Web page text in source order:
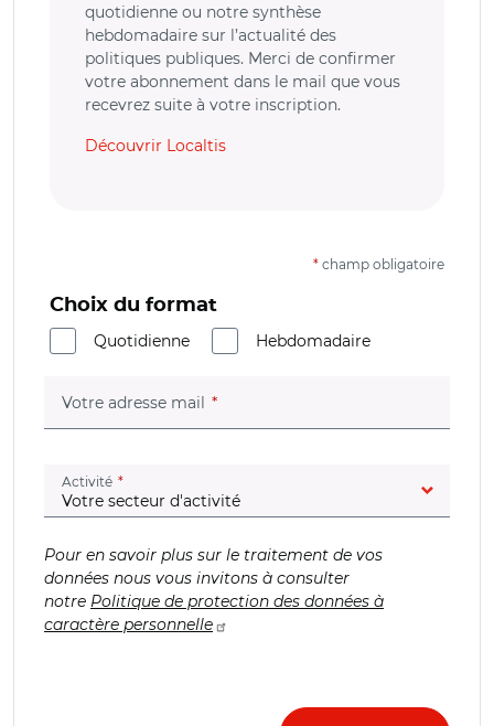
quotidienne ou notre synthèse
hebdomadaire sur l’actualité des
politiques publiques. Merci de confirmer
votre abonnement dans le mail que vous
recevrez suite à votre inscription.
Découvrir Localtis
* champ obligatoire
Choix du format
Quotidienne
Hebdomadaire
Votre adresse mail (champ obligatoire)
Activité (champ obligatoire)
Pour en savoir plus sur le traitement de vos
données nous vous invitons à consulter
notre Politique de protection des données à
caractère personnelle